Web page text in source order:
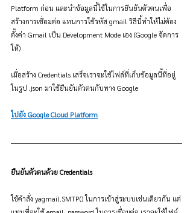
Platform ก่อน และนำข้อมูลนี้ใช้ในการยืนยันตัวตนเพื่อ
สร้างการเชื่อมต่อ แทนการใช้รหัส gmail วิธีนี้ทำให้ไม่ต้อง
ตั้งค่า Gmail เป็น Development Mode เอง (Google จัดการ
ให้)
เมื่อสร้าง Credentials เสร็จเราจะใช้ไฟล์ที่เก็บข้อมูลนี้ที่อยู่
ในรูป .json มาใช้ยืนยันตัวตนกับทาง Google
ไปยัง Google Cloud Platform
ยืนยันตัวตนด้วย Credentials
ใช้คำสั่ง yagmail.SMTP() ในการเข้าสู่ระบบเช่นเดียวกัน แต่